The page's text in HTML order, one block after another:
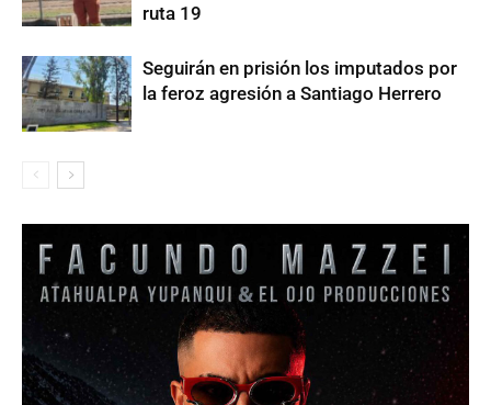
ruta 19
Seguirán en prisión los imputados por
la feroz agresión a Santiago Herrero